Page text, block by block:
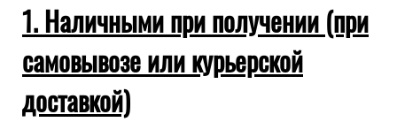
1. Наличными при получении (при
самовывозе или курьерской
доставкой)